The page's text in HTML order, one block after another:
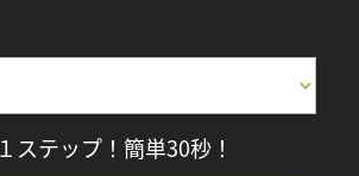
ステップ！簡単30秒！